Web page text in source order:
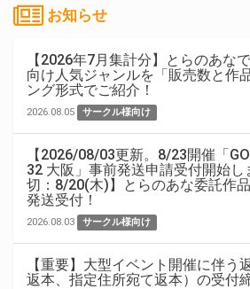
お知らせ
【2026年7月集計分】とらのあな
向け人気ジャンルを「販売数と作
ング形式でご紹介！
2026.08.05 サークル様向け
【2026/08/03更新。8/23開催「
32 大阪」事前発送申請受付開始し
切：8/20(木)】とらのあな委託作
発送受付！
2026.08.03 サークル様向け
【重要】大型イベント開催に伴う
返本、指定住所宛て返本）の受付